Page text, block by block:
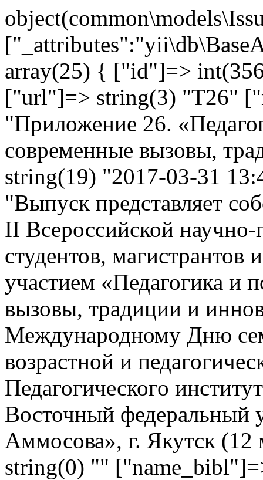
array(25) { ["id"]=>
["url"]=> string(3) "T26"
"Приложение 26.
современные вызовы,
string(19) "2017-03-31
"Выпуск представляет
II Всероссийской
студентов,
участием «Педагогика и
вызовы, традиции и
Международному Дню
возрастной и
Педагогического
Восточный федеральный
Аммосова», г. Якутск
string(0) ""